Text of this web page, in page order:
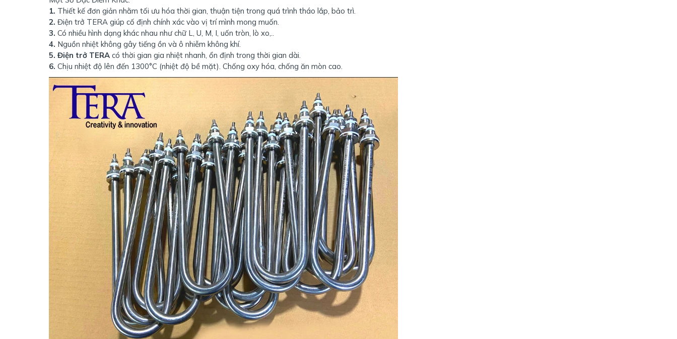
1. Thiết kế đơn giản nhằm tối ưu hóa thời gian, thuận tiện trong quá trình tháo lắp, bảo trì.
2. Điện trở TERA giúp cố định chính xác vào vị trí mình mong muốn.
3. Có nhiều hình dạng khác nhau như chữ L, U, M, I, uốn tròn, lò xo,..
4. Nguồn nhiệt không gây tiếng ồn và ô nhiễm không khí.
5. Điện trở TERA có thời gian gia nhiệt nhanh, ổn định trong thời gian dài.
6. Chịu nhiệt độ lên đến 1300°C (nhiệt độ bề mặt). Chống oxy hóa, chống ăn mòn cao.